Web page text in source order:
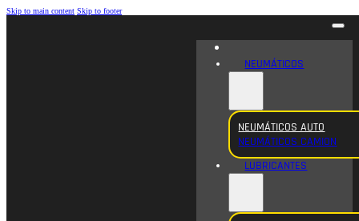
Skip to main content Skip to footer
NEUMÁTICOS
NEUMÁTICOS AUTO
NEUMÁTICOS CAMION
LUBRICANTES